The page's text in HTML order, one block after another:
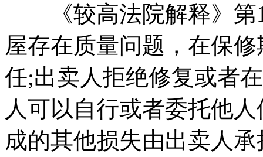
《较高法院解释》第
屋存在质量问题，在保
任;出卖人拒绝修复或者
人可以自行或者委托他
成的其他损失由出卖人承